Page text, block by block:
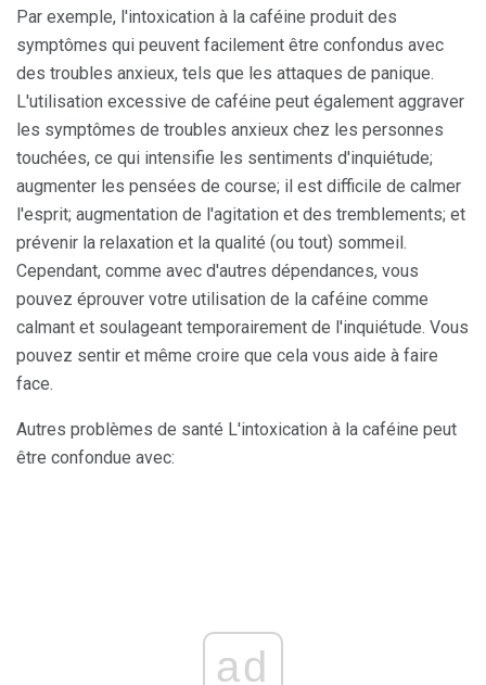
Par exemple, l'intoxication à la caféine produit des
symptômes qui peuvent facilement être confondus avec
des troubles anxieux, tels que les attaques de panique.
L'utilisation excessive de caféine peut également aggraver
les symptômes de troubles anxieux chez les personnes
touchées, ce qui intensifie les sentiments d'inquiétude;
augmenter les pensées de course; il est difficile de calmer
l'esprit; augmentation de l'agitation et des tremblements; et
prévenir la relaxation et la qualité (ou tout) sommeil.
Cependant, comme avec d'autres dépendances, vous
pouvez éprouver votre utilisation de la caféine comme
calmant et soulageant temporairement de l'inquiétude. Vous
pouvez sentir et même croire que cela vous aide à faire
face.
Autres problèmes de santé L'intoxication à la caféine peut
être confondue avec:
ad